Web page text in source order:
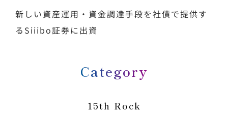
新しい資産運用・資金調達手段を社債で提供す
るSiiibo証券に出資
Category
15th Rock